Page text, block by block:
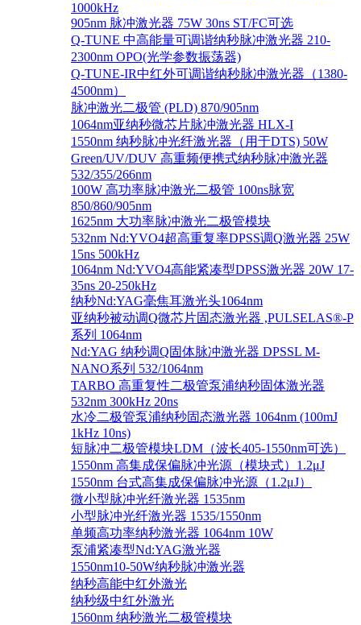
1000kHz
905nm 脉冲激光器 75W 30ns ST/FC可选
Q-TUNE 中高能量可调谐纳秒脉冲激光器 210-
2300nm OPO(光学参数振荡器)
Q-TUNE-IR中红外可调谐纳秒脉冲激光器（1380-
4500nm）
脉冲激光二极管 (PLD) 870/905nm
1064nm亚纳秒微芯片脉冲激光器 HLX-I
1550nm 纳秒脉冲光纤激光器（用于DTS) 50W
Green/UV/DUV 高重频便携式纳秒脉冲激光器
532/355/266nm
100W 高功率脉冲激光二极管 100ns脉宽
850/860/905nm
1625nm 大功率脉冲激光二极管模块
532nm Nd:YVO4超高重复率DPSS调Q激光器 25W
15ns 500kHz
1064nm Nd:YVO4高能紧凑型DPSS激光器 20W 17-
35ns 20-250kHz
纳秒Nd:YAG毫焦耳激光头1064nm
亚纳秒被动调Q微芯片固态激光器 ,PULSELAS®-P
系列 1064nm
Nd:YAG 纳秒调Q固体脉冲激光器 DPSSL M-
NANO系列 532/1064nm
TARBO 高重复性二极管泵浦纳秒固体激光器
532nm 300kHz 20ns
水冷二极管泵浦纳秒固态激光器 1064nm (100mJ
1kHz 10ns)
短脉冲二极管模块LDM（波长405-1550nm可选）
1550nm 高集成保偏脉冲光源（模块式）1.2μJ
1550nm 台式高集成保偏脉冲光源（1.2μJ）
微小型脉冲光纤激光器 1535nm
小型脉冲光纤激光器 1535/1550nm
单频高功率纳秒激光器 1064nm 10W
泵浦紧凑型Nd:YAG激光器
1550nm10-50W纳秒脉冲激光器
纳秒高能中红外激光
纳秒级中红外激光
1560nm 纳秒激光二极管模块